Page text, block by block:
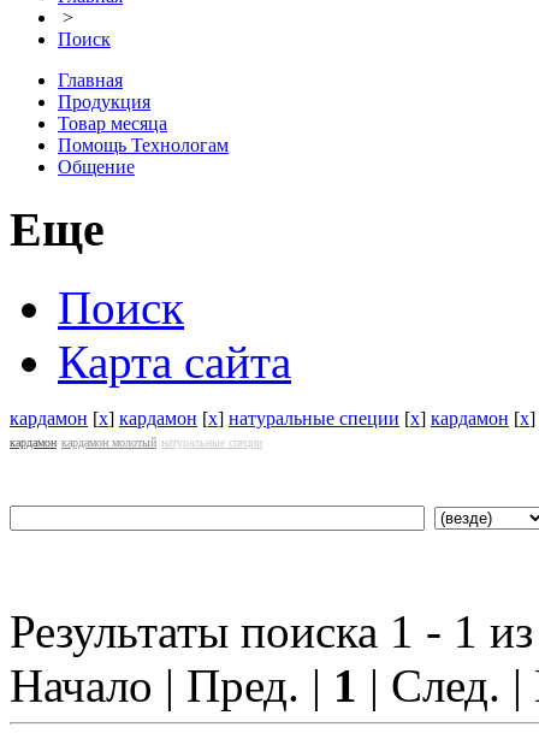
>
Поиск
Главная
Продукция
Товар месяца
Помощь Технологам
Общение
Еще
Поиск
Карта сайта
кардамон [x] кардамон [x] натуральные специи [x] кардамон [x]
кардамон кардамон молотый натуральные специи
Результаты поиска 1 - 1
Начало | Пред. | 1 | След.